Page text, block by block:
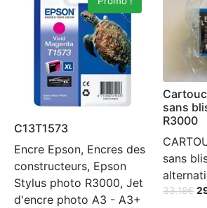
C13T1573
Encre Epson, Encres des
constructeurs, Epson
Stylus photo R3000, Jet
d'encre photo A3 - A3+
sans
R3000
sans
33.18€